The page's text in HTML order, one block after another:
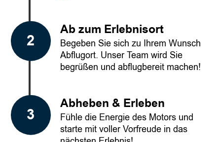
Ab zum Erlebnisort
Begeben Sie sich zu Ihrem Wunsch
Abflugort. Unser Team wird Sie
begrüßen und abflugbereit machen!
Abheben & Erleben
Fühle die Energie des Motors und
starte mit voller Vorfreude in das